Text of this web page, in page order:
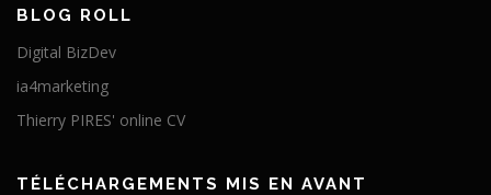
BLOG ROLL
Digital BizDev
ia4marketing
Thierry PIRES' online CV
TÉLÉCHARGEMENTS MIS EN AVANT